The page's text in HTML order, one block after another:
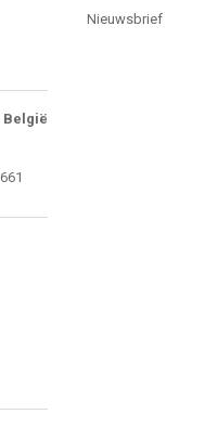
België
Nieuwsbrief